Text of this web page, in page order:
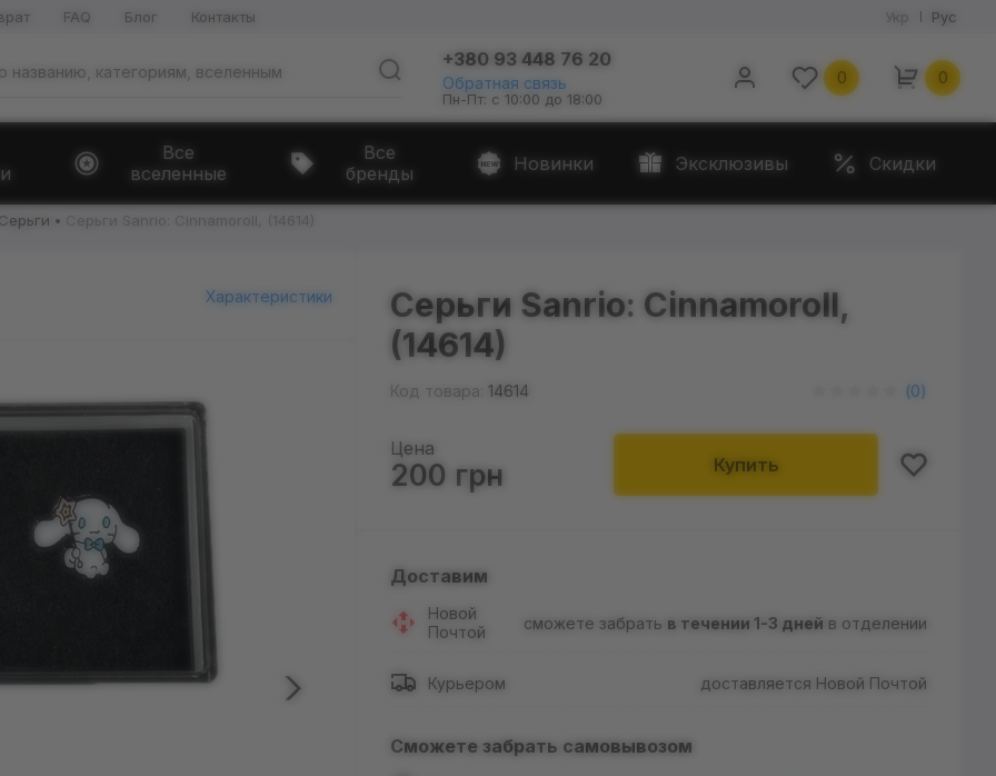
FAQ Блог Контакты Укр Рус
+380 93 448 76 20
Обратная связь
Пн-Пт: с 10:00 до 18:00
0 0
Все
вселенные
Все
бренды
Новинки Эксклюзивы Скидки
Серьги Серьги Sanrio: Cinnamoroll, (14614)
Характеристики
Серьги Sanrio: Cinnamoroll,
(14614)
Код товара: 14614 (0)
Цена
200 грн Купить
Доставим
Новой
Почтой
сможете забрать в течении 1-3 дней в отделении
Курьером доставляется Новой Почтой
Сможете забрать самовывозом